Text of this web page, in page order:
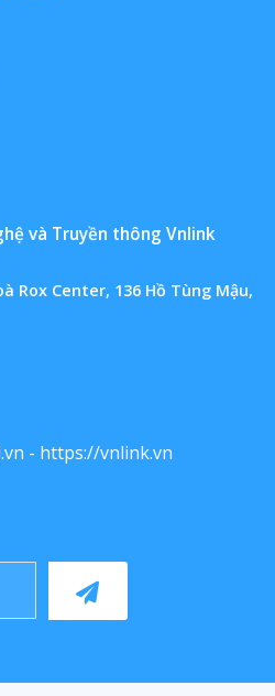
và Truyền thông Vnlink
Rox Center, 136 Hồ Tùng Mậu,
- https://vnlink.vn